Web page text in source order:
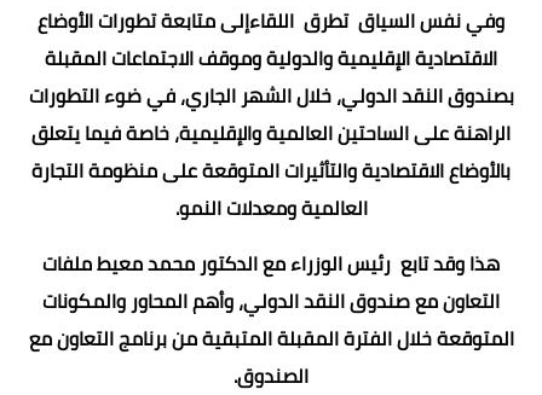
وفي نفس السياق تطرق اللقاءإلى متابعة تطورات الأوضاع
الاقتصادية الإقليمية والدولية وموقف الاجتماعات المقبلة
بصندوق النقد الدولي، خلال الشهر الجاري، في ضوء التطورات
الراهنة على الساحتين العالمية والإقليمية، خاصة فيما يتعلق
بالأوضاع الاقتصادية والتأثيرات المتوقعة على منظومة التجارة
العالمية ومعدلات النمو.
هذا وقد تابع رئيس الوزراء مع الدكتور محمد معيط ملفات
التعاون مع صندوق النقد الدولي، وأهم المحاور والمكونات
المتوقعة خلال الفترة المقبلة المتبقية من برنامج التعاون مع
الصندوق.